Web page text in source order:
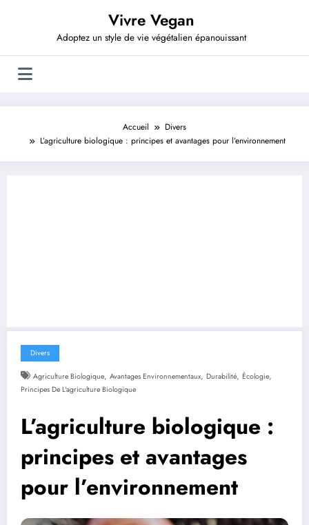
Vivre Vegan
Adoptez un style de vie végétalien épanouissant
Accueil
Divers
L’agriculture biologique : principes et avantages pour l’environnement
Divers
Agriculture Biologique, Avantages Environnementaux, Durabilité, Écologie,
Principes De L'agriculture Biologique
L’agriculture biologique :
principes et avantages
pour l’environnement